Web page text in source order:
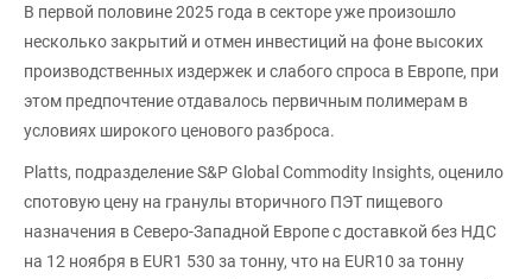
В первой половине 2025 года в секторе уже произошло
несколько закрытий и отмен инвестиций на фоне высоких
производственных издержек и слабого спроса в Европе, при
этом предпочтение отдавалось первичным полимерам в
условиях широкого ценового разброса.
Platts, подразделение S&P Global Commodity Insights, оценило
спотовую цену на гранулы вторичного ПЭТ пищевого
назначения в Северо-Западной Европе с доставкой без НДС
на 12 ноября в EUR1 530 за тонну, что на EUR10 за тонну